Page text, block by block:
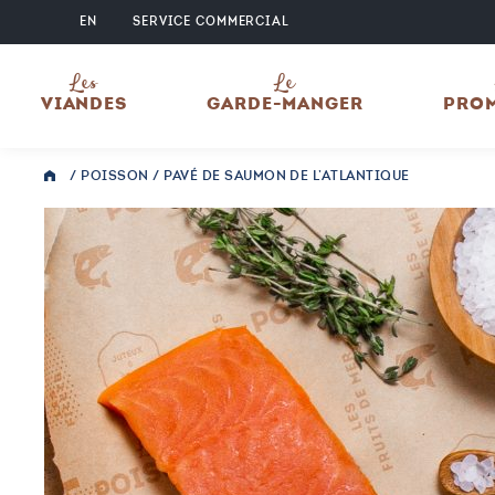
EN SERVICE COMMERCIAL
Le
GARDE-MANGER
Les
VIANDES
/ POISSON / PAVÉ DE SAUMON DE L’ATLANTIQUE